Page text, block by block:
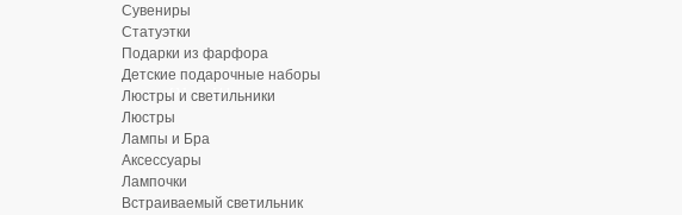
Сувениры
Статуэтки
Подарки из фарфора
Детские подарочные наборы
Люстры и светильники
Люстры
Лампы и Бра
Аксессуары
Лампочки
Встраиваемый светильник